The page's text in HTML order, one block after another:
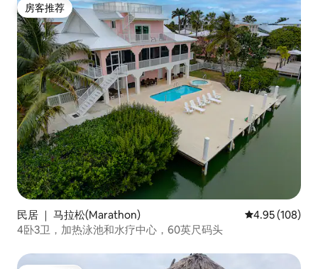
房客推荐
房客推荐
民居 ｜ 马拉松(Marathon) 平均评分 4.95
4.95 (108)
4卧3卫，加热泳池和水疗中心，60英尺码头